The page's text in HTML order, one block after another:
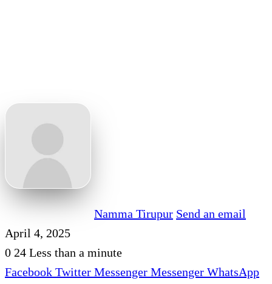
Namma Tirupur Send an email
April 4, 2025
0 24 Less than a minute
Facebook Twitter Messenger Messenger WhatsApp